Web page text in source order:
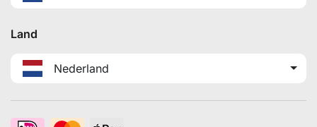
Land
Nederland